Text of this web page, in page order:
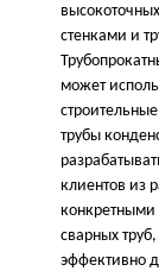
стенками и
может
трубы
клиентов из
конкретными
сварных
эффективно